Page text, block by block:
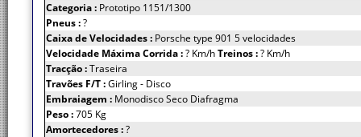
Categoria : Prototipo 1151/1300
Pneus :?
Caixa de Velocidades : Porsche type 901 5 velocidades
Velocidade Máxima Corrida :? Km/hTreinos :? Km/h
Tracção :Traseira
Travões F/T :Girling - Disco
Embraiagem : Monodisco Seco Diafragma
Peso :705 Kg
Amortecedores :?